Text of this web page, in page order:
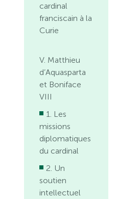
cardinal
franciscain à la
Curie
V. Matthieu
d’Aquasparta
et Boniface
VIII
1. Les
missions
diplomatiques
du cardinal
2. Un
soutien
intellectuel